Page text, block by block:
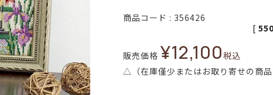
商品コード 356426
販売価格 ¥12,100税込
[ 550
△（在庫僅少またはお取り寄せの商品